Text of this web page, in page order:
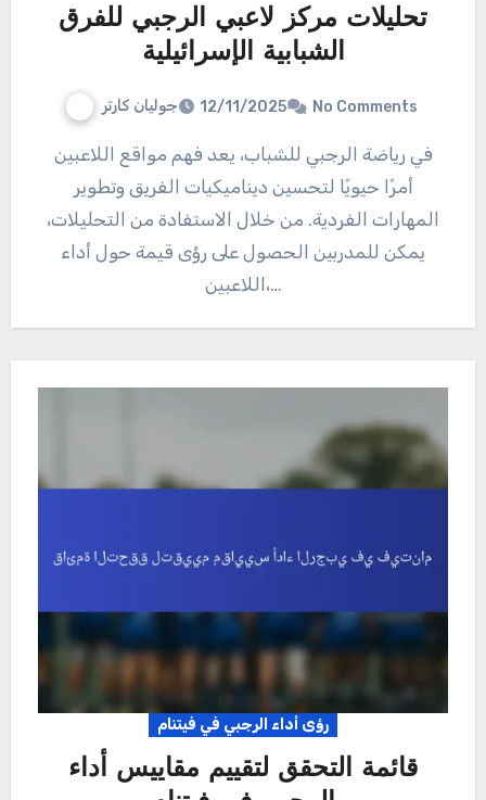
تحليلات مركز لاعبي الرجبي للفرق
الشبابية الإسرائيلية
جوليان كارتر 12/11/2025 No Comments
في رياضة الرجبي للشباب، يعد فهم مواقع اللاعبين
أمرًا حيويًا لتحسين ديناميكيات الفريق وتطوير
المهارات الفردية. من خلال الاستفادة من التحليلات،
يمكن للمدربين الحصول على رؤى قيمة حول أداء
اللاعبين،…
رؤى أداء الرجبي في فيتنام
قائمة التحقق لتقييم مقاييس أداء